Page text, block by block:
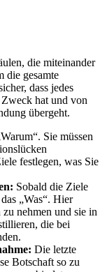
die miteinander
die gesamte
dass jedes
hat und von
übergeht.
Sie müssen
festlegen, was Sie
Sobald die Ziele
„Was“. Hier
nehmen und sie in
die bei
Die letzte
Botschaft so zu